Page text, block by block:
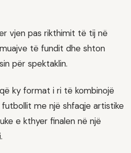
vjen pas rikthimit të tij në
të fundit dhe shton
për spektaklin.
ky format i ri të kombinojë
me një shfaqje artistike
e kthyer finalen në një